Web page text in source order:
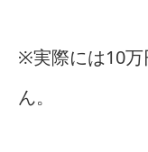
※実際には10万
ん。